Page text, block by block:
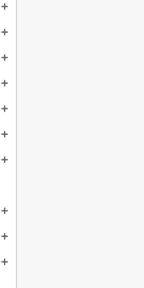
add
add
add
add
add
add
add
add
add
add